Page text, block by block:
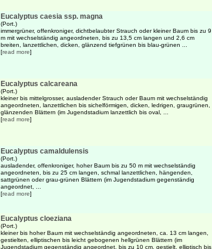
Eucalyptus caesia ssp. magna
(Port.)
immergrüner, offenkroniger, dichtbelaubter Strauch oder kleiner Baum bis zu 9
m mit wechselständig angeordneten, bis zu 13,5 cm langen und 2,6 cm
breiten, lanzettlichen, dicken, glänzend tiefgrünen bis blau-grünen ...
[read more]
Eucalyptus calcareana
(Port.)
kleiner bis mittelgrosser, ausladender Strauch oder Baum mit wechselständig
angeordneten, lanzettlichen bis sichelförmigen, dicken, ledrigen, graugrünen,
glänzenden Blättern (im Jugendstadium lanzettlich bis oval, ...
[read more]
Eucalyptus camaldulensis
(Port.)
ausladender, offenkroniger, hoher Baum bis zu 50 m mit wechselständig
angeordneten, bis zu 25 cm langen, schmal lanzettlichen, hängenden,
sattgrünen oder grau-grünen Blättern (im Jugendstadium gegenständig
angeordnet, ...
[read more]
Eucalyptus cloeziana
(Port.)
kleiner bis hoher Baum mit wechselständig angeordneten, ca. 13 cm langen,
gestielten, elliptischen bis leicht gebogenen hellgrünen Blättern (im
Jugendstadium gegenständig angeordnet, bis zu 10 cm, gestielt, elliptisch bis